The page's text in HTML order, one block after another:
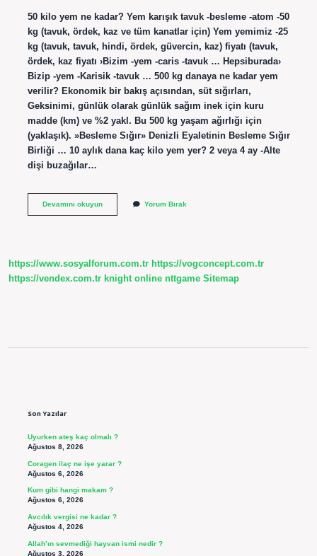
50 kilo yem ne kadar? Yem karışık tavuk -besleme -atom -50
kg (tavuk, ördek, kaz ve tüm kanatlar için) Yem yemimiz -25
kg (tavuk, tavuk, hindi, ördek, güvercin, kaz) fiyatı (tavuk,
ördek, kaz fiyatı ›Bizim -yem -caris -tavuk … Hepsiburada›
Bizip -yem -Karisik -tavuk … 500 kg danaya ne kadar yem
verilir? Ekonomik bir bakış açısından, süt sığırları,
Geksinimi, günlük olarak günlük sağım inek için kuru
madde (km) ve %2 yakl. Bu 500 kg yaşam ağırlığı için
(yaklaşık). »Besleme Sığır» Denizli Eyaletinin Besleme Sığır
Birliği … 10 aylık dana kaç kilo yem yer? 2 veya 4 ay -Alte
dişi buzağılar…
Devamını okuyun1
Yorum Bırak
https://www.sosyalforum.com.tr https://vogconcept.com.tr
https://vendex.com.tr knight online nttgame Sitemap
Son Yazılar
Uyurken ateş kaç olmalı ?
Ağustos 8, 2026
Coragen ilaç ne işe yarar ?
Ağustos 6, 2026
Kum gibi hangi makam ?
Ağustos 6, 2026
Avcılık vergisi ne kadar ?
Ağustos 4, 2026
Allah’ın sevmediği hayvan ismi nedir ?
Ağustos 3, 2026